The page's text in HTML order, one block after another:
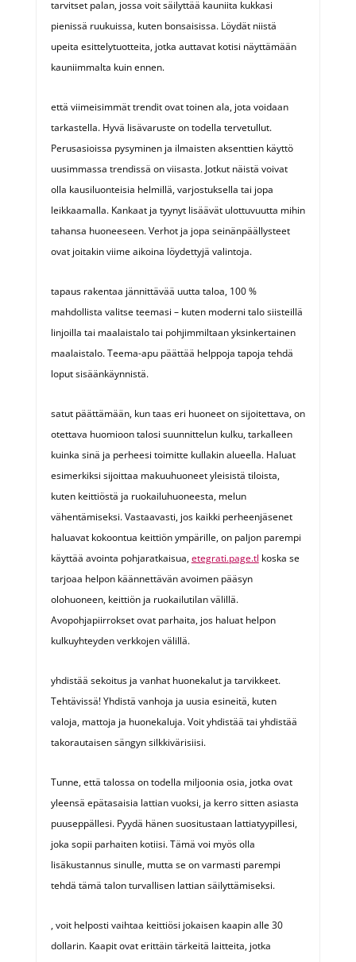
tarvitset palan, jossa voit säilyttää kauniita kukkasi
pienissä ruukuissa, kuten bonsaisissa. Löydät niistä
upeita esittelytuotteita, jotka auttavat kotisi näyttämään
kauniimmalta kuin ennen.
että viimeisimmät trendit ovat toinen ala, jota voidaan
tarkastella. Hyvä lisävaruste on todella tervetullut.
Perusasioissa pysyminen ja ilmaisten aksenttien käyttö
uusimmassa trendissä on viisasta. Jotkut näistä voivat
olla kausiluonteisia helmillä, varjostuksella tai jopa
leikkaamalla. Kankaat ja tyynyt lisäävät ulottuvuutta mihin
tahansa huoneeseen. Verhot ja jopa seinänpäällysteet
ovat joitakin viime aikoina löydettyjä valintoja.
tapaus rakentaa jännittävää uutta taloa, 100 %
mahdollista valitse teemasi – kuten moderni talo siisteillä
linjoilla tai maalaistalo tai pohjimmiltaan yksinkertainen
maalaistalo. Teema-apu päättää helppoja tapoja tehdä
loput sisäänkäynnistä.
satut päättämään, kun taas eri huoneet on sijoitettava, on
otettava huomioon talosi suunnittelun kulku, tarkalleen
kuinka sinä ja perheesi toimitte kullakin alueella. Haluat
esimerkiksi sijoittaa makuuhuoneet yleisistä tiloista,
kuten keittiöstä ja ruokailuhuoneesta, melun
vähentämiseksi. Vastaavasti, jos kaikki perheenjäsenet
haluavat kokoontua keittiön ympärille, on paljon parempi
käyttää avointa pohjaratkaisua,etegrati.page.tl koska se
tarjoaa helpon käännettävän avoimen pääsyn
olohuoneen, keittiön ja ruokailutilan välillä.
Avopohjapiirrokset ovat parhaita, jos haluat helpon
kulkuyhteyden verkkojen välillä.
yhdistää sekoitus ja vanhat huonekalut ja tarvikkeet.
Tehtävissä! Yhdistä vanhoja ja uusia esineitä, kuten
valoja, mattoja ja huonekaluja. Voit yhdistää tai yhdistää
takorautaisen sängyn silkkivärisiisi.
Tunne, että talossa on todella miljoonia osia, jotka ovat
yleensä epätasaisia ​​lattian vuoksi, ja kerro sitten asiasta
puuseppällesi. Pyydä hänen suositustaan ​​lattiatyypillesi,
joka sopii parhaiten kotiisi. Tämä voi myös olla
lisäkustannus sinulle, mutta se on varmasti parempi
tehdä tämä talon turvallisen lattian säilyttämiseksi.
, voit helposti vaihtaa keittiösi jokaisen kaapin alle 30
dollarin. Kaapit ovat erittäin tärkeitä laitteita, jotka